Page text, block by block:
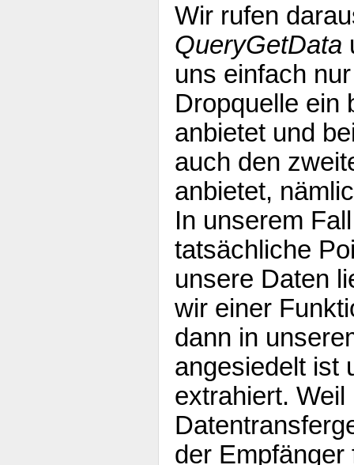
Wir rufen
QueryGetData
uns einfach
Dropquelle ein
anbietet und
auch den
anbietet,
In unserem
tatsächliche
unsere Daten
wir einer
dann in
angesiedelt ist
extrahiert. Weil
der Empfänger